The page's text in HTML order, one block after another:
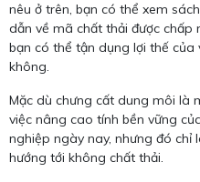
nêu ở trên, bạn có thể xem
dẫn về mã chất thải được chấp
bạn có thể tận dụng lợi thế
không.
Mặc dù chưng cất dung môi là
việc nâng cao tính bền vững
nghiệp ngày nay, nhưng đó chỉ
hướng tới không chất thải.